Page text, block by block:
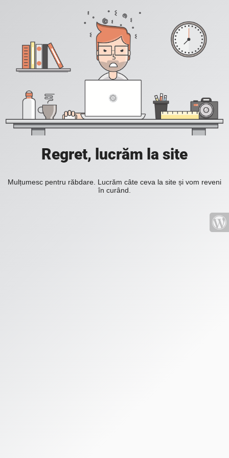
Regret, lucrăm la site
Mulțumesc pentru răbdare. Lucrăm câte ceva la site și vom reveni
în curând.